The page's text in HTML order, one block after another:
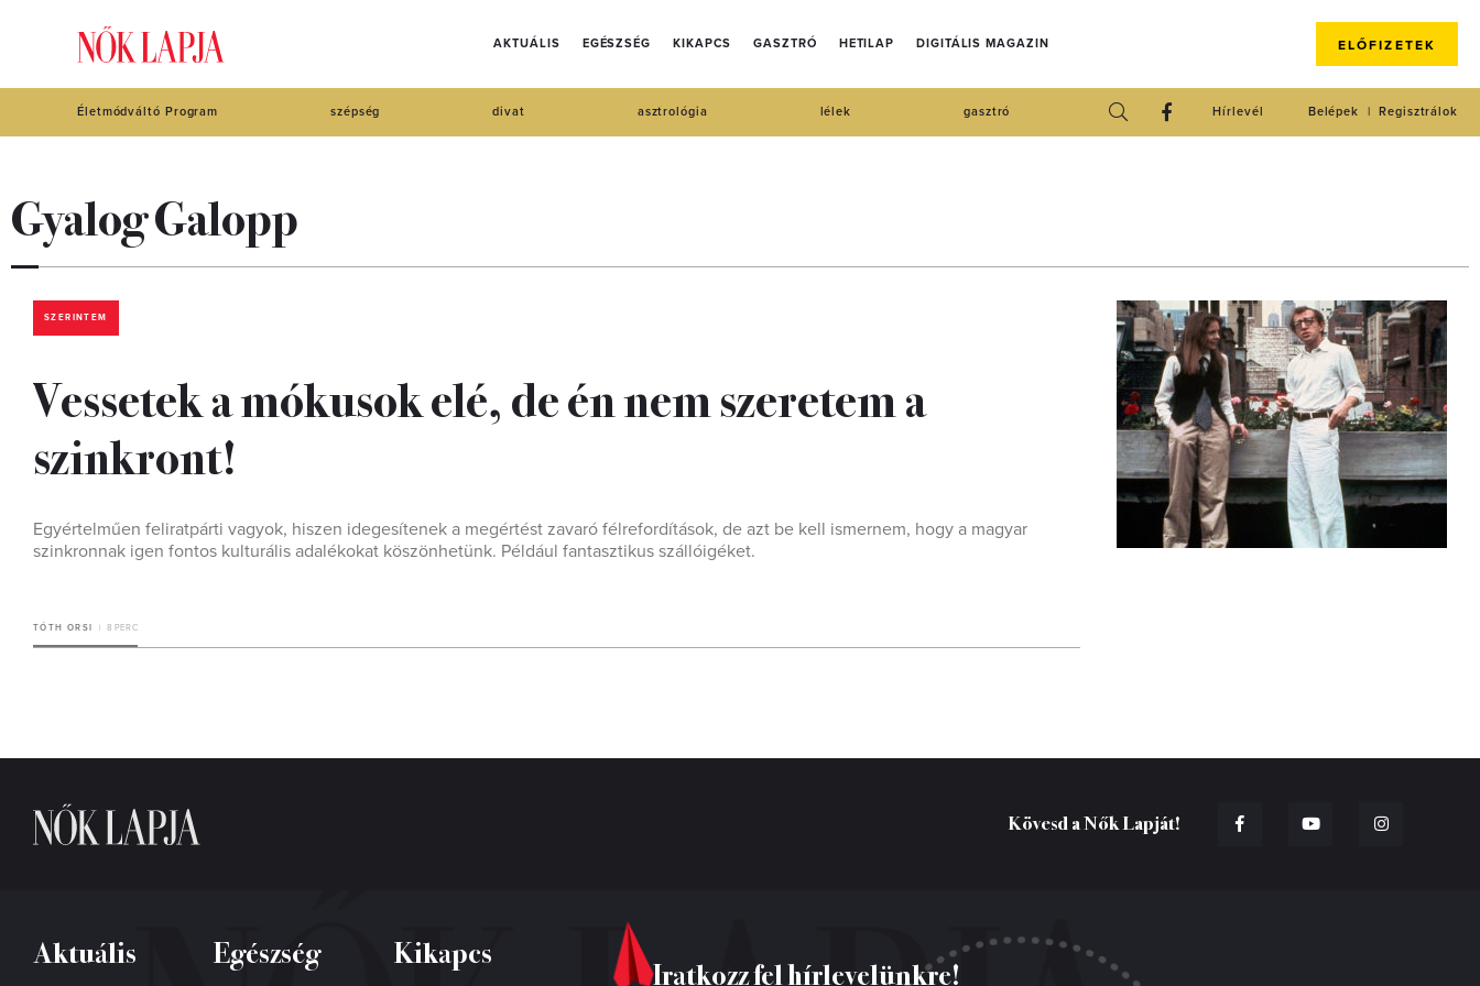
AKTUÁLIS EGÉSZSÉG KIKAPCS GASZTRÓ HETILAP DIGITÁLIS MAGAZIN ELŐFIZETEK
Életmódváltó Program szépség divat asztrológia lélek gasztró Regisztrálok
Belépek
Hírlevél
Gyalog Galopp
SZERINTEM
Vessetek a mókusok elé, de én nem szeretem a
szinkront!
Egyértelműen feliratpárti vagyok, hiszen idegesítenek a megértést zavaró félrefordítások, de azt be kell ismernem, hogy a magyar
szinkronnak igen fontos kulturális adalékokat köszönhetünk. Például fantasztikus szállóigéket.
TÓTH ORSI 8 PERC
Kövesd a Nők Lapját!
Aktuális Egészség Kikapcs
Iratkozz fel hírlevelünkre!